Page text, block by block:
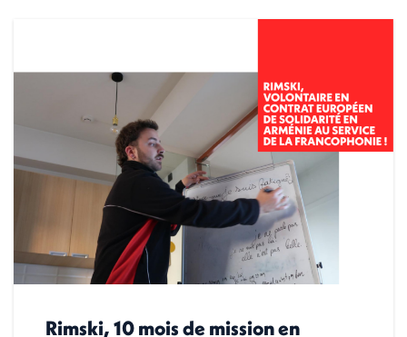
Rimski, 10 mois de mission en